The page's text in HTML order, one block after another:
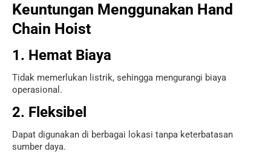
Keuntungan Menggunakan Hand
Chain Hoist
1. Hemat Biaya
Tidak memerlukan listrik, sehingga mengurangi biaya
operasional.
2. Fleksibel
Dapat digunakan di berbagai lokasi tanpa keterbatasan
sumber daya.